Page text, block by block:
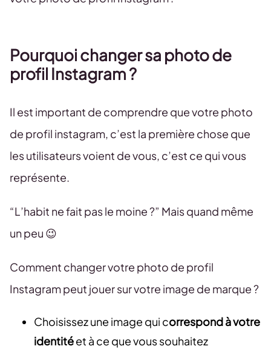
Pourquoi changer sa photo de
profil Instagram ?
Il est important de comprendre que votre photo
de profil instagram, c’est la première chose que
les utilisateurs voient de vous, c’est ce qui vous
représente.
“L’habit ne fait pas le moine ?” Mais quand même
un peu 😉
Comment changer votre photo de profil
Instagram peut jouer sur votre image de marque ?
Choisissez une image qui correspond à votre
identitéet à ce que vous souhaitez